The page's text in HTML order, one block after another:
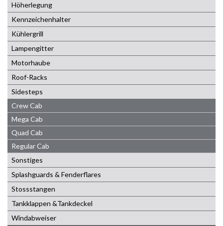
Höherlegung
Kennzeichenhalter
Kühlergrill
Lampengitter
Motorhaube
Roof-Racks
Sidesteps
Crew Cab
Mega Cab
Quad Cab
Regular Cab
Sonstiges
Splashguards & Fenderflares
Stossstangen
Tankklappen &Tankdeckel
Windabweiser